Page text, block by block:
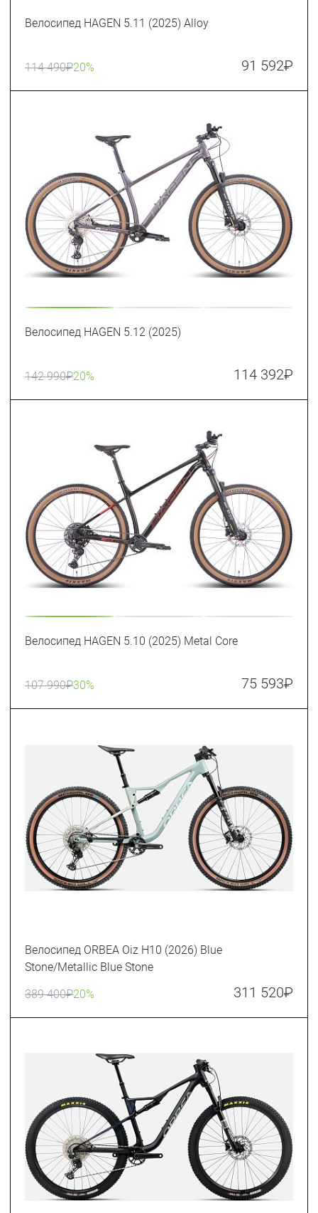
Велосипед HAGEN 5.11 (2025) Alloy
114 490₽20% 91 592₽
Велосипед HAGEN 5.12 (2025)
142 990₽20% 114 392₽
Велосипед HAGEN 5.10 (2025) Metal Core
107 990₽30% 75 593₽
Велосипед ORBEA Oiz H10 (2026) Blue
Stone/Metallic Blue Stone
389 400₽20% 311 520₽